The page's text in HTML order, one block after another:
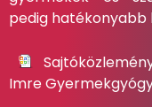
pedig hatékonyabb
Imre